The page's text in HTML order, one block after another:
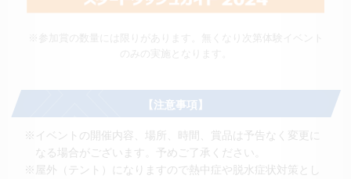
【注意事項】
※イベントの開催内容、場所、時間、賞品は予告なく変更に
なる場合がございます。予めご了承ください。
※屋外（テント）になりますので熱中症や脱水症状対策とし